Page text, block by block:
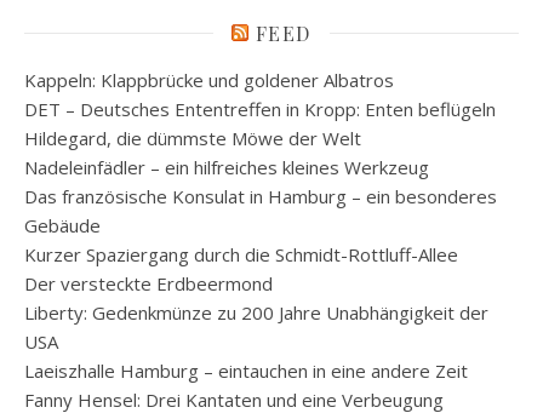
FEED
Kappeln: Klappbrücke und goldener Albatros
DET – Deutsches Ententreffen in Kropp: Enten beflügeln
Hildegard, die dümmste Möwe der Welt
Nadeleinfädler – ein hilfreiches kleines Werkzeug
Das französische Konsulat in Hamburg – ein besonderes
Gebäude
Kurzer Spaziergang durch die Schmidt-Rottluff-Allee
Der versteckte Erdbeermond
Liberty: Gedenkmünze zu 200 Jahre Unabhängigkeit der
USA
Laeiszhalle Hamburg – eintauchen in eine andere Zeit
Fanny Hensel: Drei Kantaten und eine Verbeugung